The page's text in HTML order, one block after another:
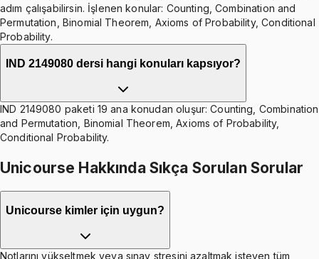
adım çalışabilirsin. İşlenen konular: Counting, Combination and
Permutation, Binomial Theorem, Axioms of Probability, Conditional
Probability.
IND 2149080 dersi hangi konuları kapsıyor?
IND 2149080 paketi 19 ana konudan oluşur: Counting, Combination
and Permutation, Binomial Theorem, Axioms of Probability,
Conditional Probability.
Unicourse Hakkında Sıkça Sorulan Sorular
Unicourse kimler için uygun?
Notlarını yükseltmek veya sınav stresini azaltmak isteyen tüm